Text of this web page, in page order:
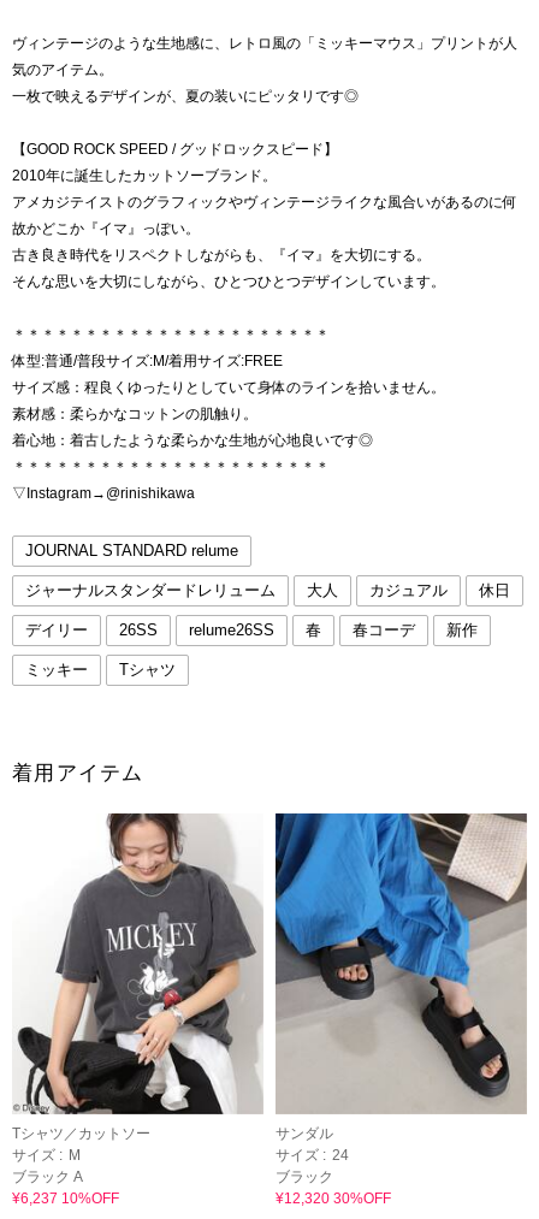
ヴィンテージのような生地感に、レトロ風の「ミッキーマウス」プリントが人
気のアイテム。
一枚で映えるデザインが、夏の装いにピッタリです◎
【GOOD ROCK SPEED / グッドロックスピード】
2010年に誕生したカットソーブランド。
アメカジテイストのグラフィックやヴィンテージライクな風合いがあるのに何
故かどこか『イマ』っぽい。
古き良き時代をリスペクトしながらも、『イマ』を大切にする。
そんな思いを大切にしながら、ひとつひとつデザインしています。
＊＊＊＊＊＊＊＊＊＊＊＊＊＊＊＊＊＊＊＊＊＊
体型:普通/普段サイズ:M/着用サイズ:FREE
サイズ感：程良くゆったりとしていて身体のラインを拾いません。
素材感：柔らかなコットンの肌触り。
着心地：着古したような柔らかな生地が心地良いです◎
＊＊＊＊＊＊＊＊＊＊＊＊＊＊＊＊＊＊＊＊＊＊
▽Instagram→@rinishikawa
JOURNAL STANDARD relume
ジャーナルスタンダードレリューム 大人 カジュアル 休日
デイリー 26SS relume26SS 春 春コーデ 新作
ミッキー Tシャツ
着用アイテム
Tシャツ／カットソー
サイズ : M
ブラック A
¥6,237 10%OFF
サンダル
サイズ : 24
ブラック
¥12,320 30%OFF